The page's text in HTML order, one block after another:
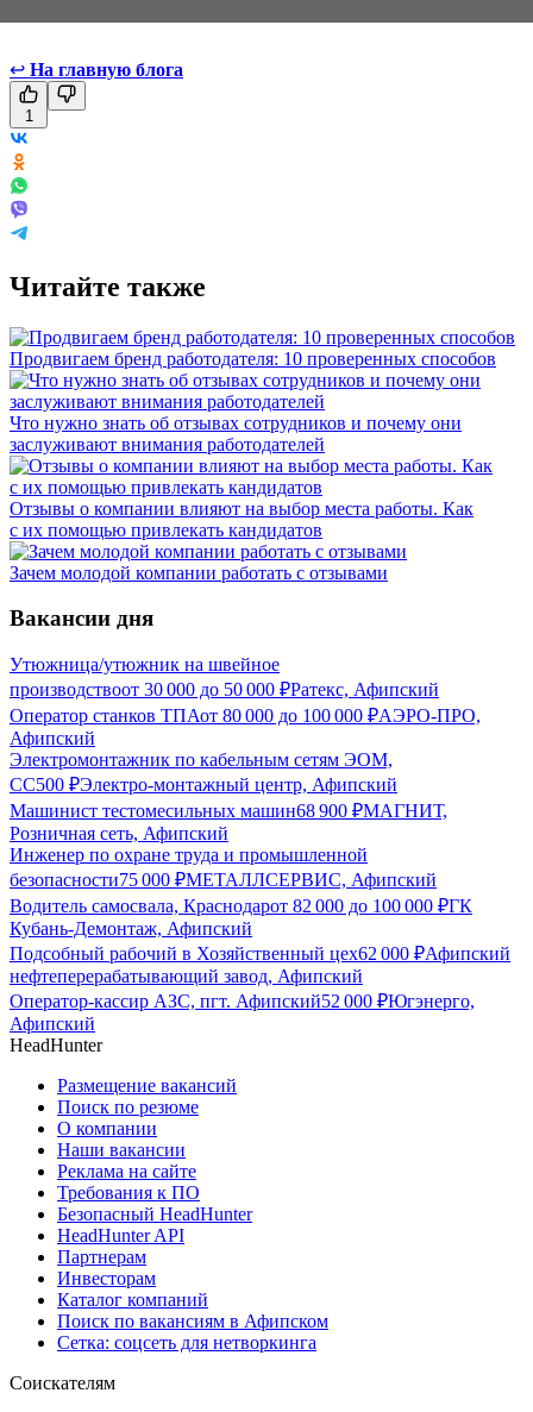
↩ На главную блога
1
Читайте также
Продвигаем бренд работодателя: 10 проверенных способов
Что нужно знать об отзывах сотрудников и почему они
заслуживают внимания работодателей
Отзывы о компании влияют на выбор места работы. Как
с их помощью привлекать кандидатов
Зачем молодой компании работать с отзывами
Вакансии дня
Утюжница/утюжник на швейное
производствоот 30 000 до 50 000 ₽Ратекс, Афипский
Оператор станков ТПАот 80 000 до 100 000 ₽АЭРО-ПРО,
Афипский
Электромонтажник по кабельным сетям ЭОМ,
СС500 ₽Электро-монтажный центр, Афипский
Машинист тестомесильных машин68 900 ₽МАГНИТ,
Розничная сеть, Афипский
Инженер по охране труда и промышленной
безопасности75 000 ₽МЕТАЛЛСЕРВИС, Афипский
Водитель самосвала, Краснодарот 82 000 до 100 000 ₽ГК
Кубань-Демонтаж, Афипский
Подсобный рабочий в Хозяйственный цех62 000 ₽Афипский
нефтеперерабатывающий завод, Афипский
Оператор-кассир АЗС, пгт. Афипский52 000 ₽Югэнерго,
Афипский
HeadHunter
Размещение вакансий
Поиск по резюме
О компании
Наши вакансии
Реклама на сайте
Требования к ПО
Безопасный HeadHunter
HeadHunter API
Партнерам
Инвесторам
Каталог компаний
Поиск по вакансиям в Афипском
Сетка: соцсеть для нетворкинга
Соискателям